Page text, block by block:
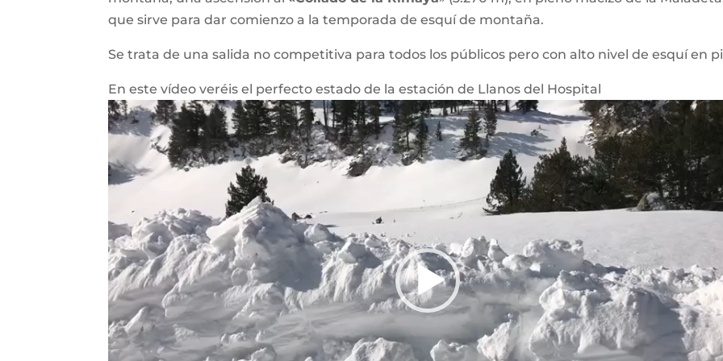
que sirve para dar comienzo a la temporada de esquí de montaña.
Se trata de una salida no competitiva para todos los públicos pero con alto nivel de esquí en
En este vídeo veréis el perfecto estado de la estación de Llanos del Hospital
Reproductor
de
vídeo